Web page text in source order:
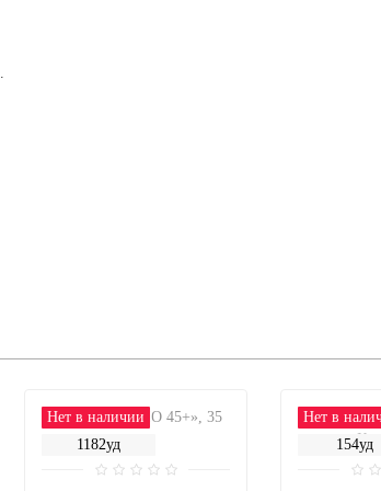
Нет в наличии
1182уд
Нет в
154уд